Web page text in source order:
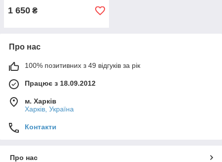
1 650 ₴
Про нас
100% позитивних з 49 відгуків за рік
Працює з 18.09.2012
м. Харків
Харків, Україна
Контакти
Про нас